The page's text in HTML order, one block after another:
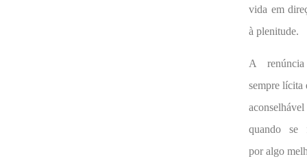
vida em
à plenitude.
A
sempre lícita
aconselhável
quando se
por algo